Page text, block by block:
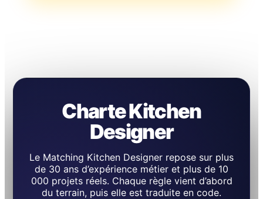
Charte Kitchen
Designer
Le Matching Kitchen Designer repose sur plus
de 30 ans d’expérience métier et plus de 10
000 projets réels. Chaque règle vient d’abord
du terrain, puis elle est traduite en code.